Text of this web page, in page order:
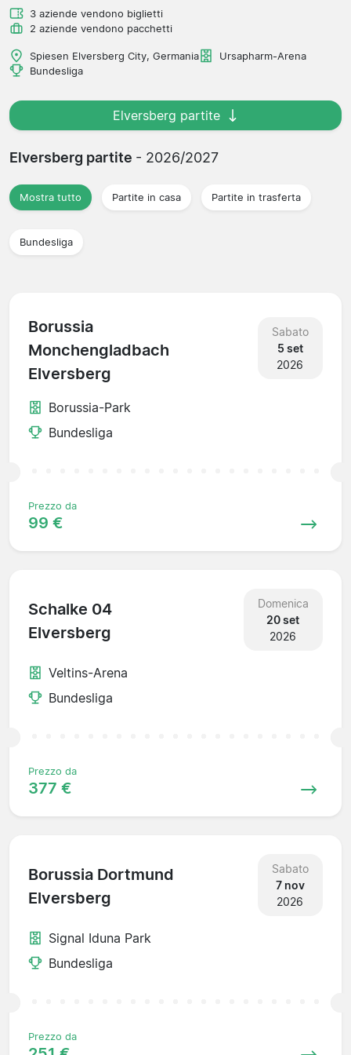
3 aziende vendono biglietti
2 aziende vendono pacchetti
Spiesen Elversberg City, Germania
Ursapharm-Arena
Bundesliga
Elversberg partite
Elversberg partite - 2026/2027
Mostra tutto Partite in casa Partite in trasferta
Bundesliga
Borussia
Monchengladbach
Elversberg
Sabato
5 set
2026
Borussia-Park
Bundesliga
Prezzo da
99 €
Schalke 04
Elversberg
Domenica
20 set
2026
Veltins-Arena
Bundesliga
Prezzo da
377 €
Borussia Dortmund
Elversberg
Sabato
7 nov
2026
Signal Iduna Park
Bundesliga
Prezzo da